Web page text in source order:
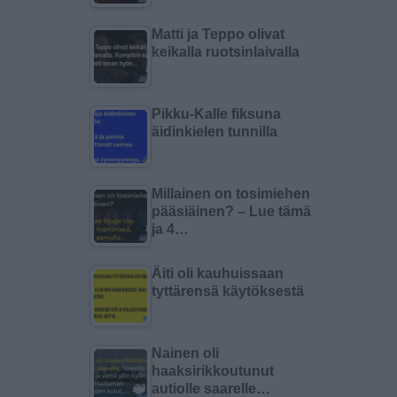
Matti ja Teppo olivat
keikalla ruotsinlaivalla
Pikku-Kalle fiksuna
äidinkielen tunnilla
Millainen on tosimiehen
pääsiäinen? – Lue tämä
ja 4…
Äiti oli kauhuissaan
tyttärensä käytöksestä
Nainen oli
haaksirikkoutunut
autiolle saarelle…